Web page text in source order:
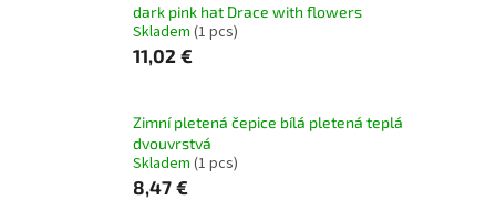
dark pink hat Drace with flowers
Skladem (1 pcs)
11,02 €
Zimní pletená čepice bílá pletená teplá
dvouvrstvá
Skladem (1 pcs)
8,47 €